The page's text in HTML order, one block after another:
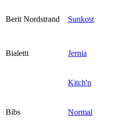
Berit Nordstrand Sunkost
Bialetti Jernia
Kitch'n
Bibs Normal